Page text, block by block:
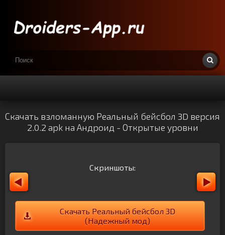
Скачать взломанную Реальный бейсбол 3D версия
2.0.2 apk на Андроид - Открытые уровни
Скриншоты:
Скачать Реальный бейсбол 3D
(Надежный мод)